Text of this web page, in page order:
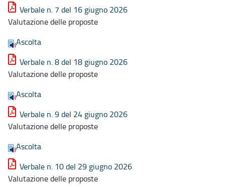
Verbale n. 7 del 16 giugno 2026
Valutazione delle proposte
Ascolta
Verbale n. 8 del 18 giugno 2026
Valutazione delle proposte
Ascolta
Verbale n. 9 del 24 giugno 2026
Valutazione delle proposte
Ascolta
Verbale n. 10 del 29 giugno 2026
Valutazione delle proposte